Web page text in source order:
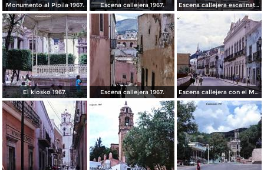
Monumento al Pipila 1967. Escena callejera 1967. Escena callejera escalinata 1967.
El kiosko 1967. Escena callejera 1967. Escena callejera con el Mto al Pipila al fondo 1967.